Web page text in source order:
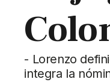
- Lorenzo
integra la